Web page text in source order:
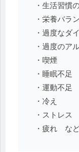
・生活習慣
・栄養バラ
・過度なダ
・過度のア
・喫煙
・睡眠不足
・運動不足
・冷え
・ストレス
・疲れ な